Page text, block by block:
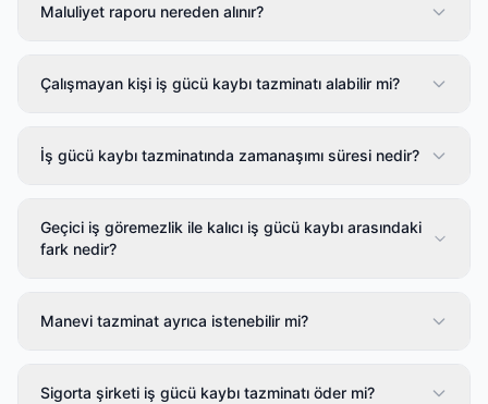
Maluliyet raporu nereden alınır?
Çalışmayan kişi iş gücü kaybı tazminatı alabilir mi?
İş gücü kaybı tazminatında zamanaşımı süresi nedir?
Geçici iş göremezlik ile kalıcı iş gücü kaybı arasındaki
fark nedir?
Manevi tazminat ayrıca istenebilir mi?
Sigorta şirketi iş gücü kaybı tazminatı öder mi?